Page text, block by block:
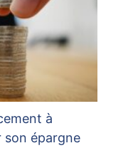
à
son épargne